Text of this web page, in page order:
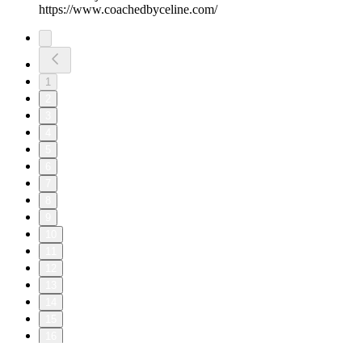
⁠https://www.coachedbyceline.com/⁠
1